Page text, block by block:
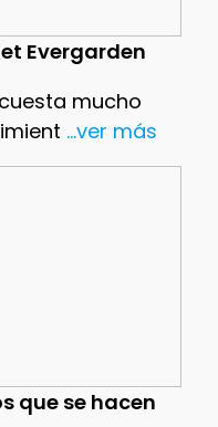
Evergarden
mucho
...ver más
que se hacen